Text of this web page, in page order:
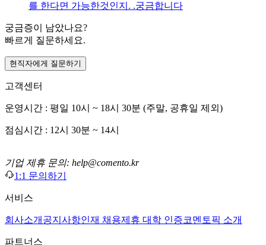
를 한다면 가능한것인지. .궁금합니다
궁금증이 남았나요?
빠르게 질문하세요.
현직자에게 질문하기
고객센터
운영시간 : 평일 10시 ~ 18시 30분 (주말, 공휴일 제외)
점심시간 : 12시 30분 ~ 14시
기업 제휴 문의: help@comento.kr
1:1 문의하기
서비스
회사소개 공지사항인재 채용제휴 대학 인증코멘토픽 소개
파트너스